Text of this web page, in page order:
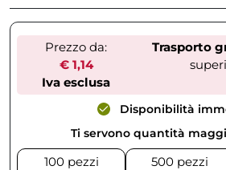
Prezzo da:
€ 1,14
Iva esclusa
Trasporto
Disponibilità
Ti servono quantità
100 pezzi
500 pezzi